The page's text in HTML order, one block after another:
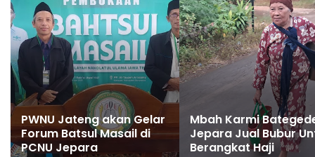
PWNU Jateng akan Gelar
Forum Batsul Masail di
PCNU Jepara
Mbah Karmi
Jepara Jual Bubur
Berangkat Haji